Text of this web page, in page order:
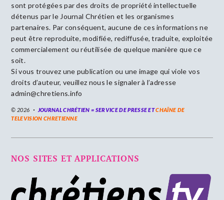
sont protégées par des droits de propriété intellectuelle
détenus par le Journal Chrétien et les organismes
partenaires. Par conséquent, aucune de ces informations ne
peut être reproduite, modifiée, rediffusée, traduite, exploitée
commercialement ou réutilisée de quelque manière que ce
soit.
Si vous trouvez une publication ou une image qui viole vos
droits d’auteur, veuillez nous le signaler à l’adresse
admin@chretiens.info
© 2026 JOURNAL CHRÉTIEN = SERVICE DE PRESSE ETCHAÎNE DE
TELEVISION CHRETIENNE
NOS SITES ET APPLICATIONS